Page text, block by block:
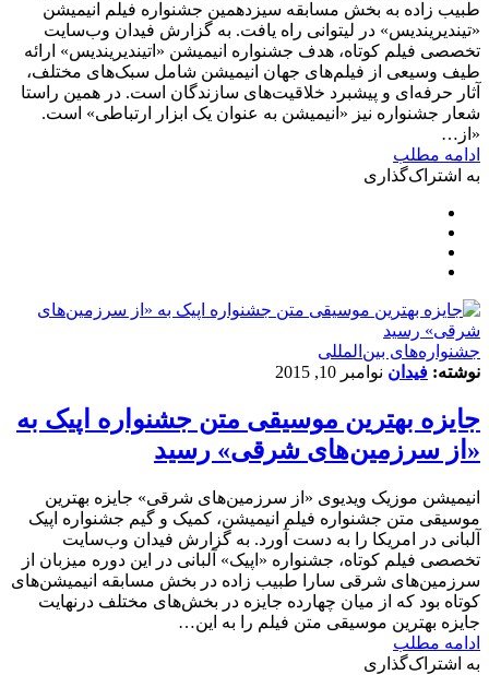
طبیب زاده به بخش مسابقه سیزدهمین جشنواره فیلم انیمیشن
«تیندیریندیس» در لیتوانی راه یافت. به گزارش فیدان وب‌سایت
تخصصی فیلم کوتاه، هدف جشنواره انیمیشن «اتیندیریندیس» ارائه
طیف وسیعی از فیلم‌های جهان انیمیشن شامل سبک‌های مختلف،
آثار حرفه‌ای و پیشبرد خلاقیت‌های سازندگان است. در همین راستا
شعار جشنواره نیز «انیمیشن به عنوان یک ابزار ارتباطی» است.
«از…
ادامه مطلب
به اشتراک‌گذاری
‌‌جشنواره‌های بین‌المللی
نوشته: فیدان نوامبر 10, 2015
جایزه بهترین موسیقی متن جشنواره اپیک به
«از سرزمین‌های شرقی» رسید
انیمیشن موزیک ویدیوی «از سرزمین‌های شرقی» جایزه بهترین
موسیقی متن جشنواره فیلم انیمیشن، کمیک و گیم جشنواره اپیک
آلبانی در امریکا را به دست آورد. به گزارش فیدان وب‌سایت
تخصصی فیلم کوتاه، جشنواره «اپیک» آلبانی در این دوره میزبان از
سرزمین‌های شرقی سارا طبیب زاده در بخش مسابقه انیمیشن‌های
کوتاه بود که از میان چهارده جایزه در بخش‌های مختلف درنهایت
جایزه بهترین موسیقی متن فیلم را به این…
ادامه مطلب
به اشتراک‌گذاری